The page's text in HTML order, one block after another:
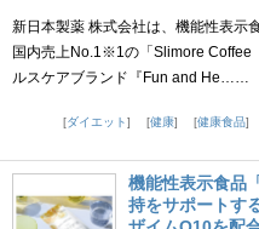
新日本製薬 株式会社は、機能性表示
国内売上No.1※1の「Slimore Coffee
ルスケアブランド『Fun and He……
ダイエット
健康 健康食品
機能性表示食品
持をサポートす